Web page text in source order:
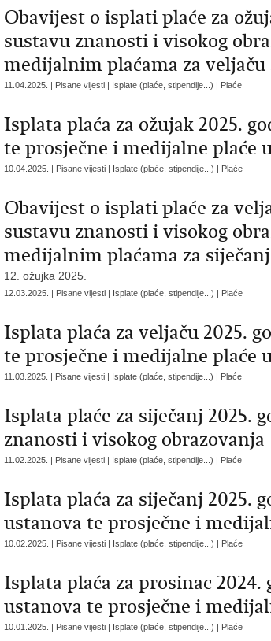
Obavijest o isplati plaće za
sustavu znanosti i visokog
medijalnim plaćama za veljaču
11.04.2025. | Pisane vijesti | Isplate (plaće, stipendije...) | Plaće
Isplata plaća za ožujak 2025.
te prosječne i medijalne plaće
10.04.2025. | Pisane vijesti | Isplate (plaće, stipendije...) | Plaće
Obavijest o isplati plaće za
sustavu znanosti i visokog
medijalnim plaćama za
12. ožujka 2025.
12.03.2025. | Pisane vijesti | Isplate (plaće, stipendije...) | Plaće
Isplata plaća za veljaču 2025.
te prosječne i medijalne plaće
11.03.2025. | Pisane vijesti | Isplate (plaće, stipendije...) | Plaće
Isplata plaće za siječanj 2025.
znanosti i visokog obrazovanja
11.02.2025. | Pisane vijesti | Isplate (plaće, stipendije...) | Plaće
Isplata plaća za siječanj 2025.
ustanova te prosječne i
10.02.2025. | Pisane vijesti | Isplate (plaće, stipendije...) | Plaće
Isplata plaća za prosinac
ustanova te prosječne i
10.01.2025. | Pisane vijesti | Isplate (plaće, stipendije...) | Plaće